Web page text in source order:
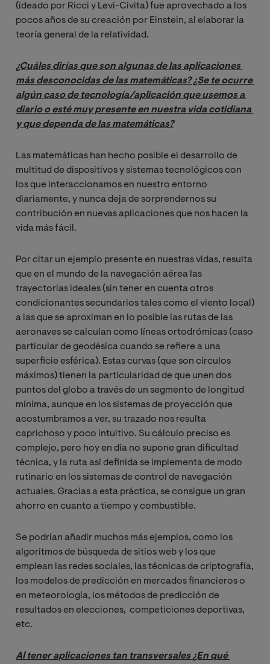
(ideado por Ricci y Levi-Civita) fue aprovechado a los
pocos años de su creación por Einstein, al elaborar la
teoría general de la relatividad.
¿Cuáles dirías que son algunas de las aplicaciones
más desconocidas de las matemáticas? ¿Se te ocurre
algún caso de tecnología/aplicación que usemos a
diario o esté muy presente en nuestra vida cotidiana
y que dependa de las matemáticas?
Las matemáticas han hecho posible el desarrollo de
multitud de dispositivos y sistemas tecnológicos con
los que interaccionamos en nuestro entorno
diariamente, y nunca deja de sorprendernos su
contribución en nuevas aplicaciones que nos hacen la
vida más fácil.
Por citar un ejemplo presente en nuestras vidas, resulta
que en el mundo de la navegación aérea las
trayectorias ideales (sin tener en cuenta otros
condicionantes secundarios tales como el viento local)
a las que se aproximan en lo posible las rutas de las
aeronaves se calculan como líneas ortodrómicas (caso
particular de geodésica cuando se refiere a una
superficie esférica). Estas curvas (que son círculos
máximos) tienen la particularidad de que unen dos
puntos del globo a través de un segmento de longitud
mínima, aunque en los sistemas de proyección que
acostumbramos a ver, su trazado nos resulta
caprichoso y poco intuitivo. Su cálculo preciso es
complejo, pero hoy en día no supone gran dificultad
técnica, y la ruta así definida se implementa de modo
rutinario en los sistemas de control de navegación
actuales. Gracias a esta práctica, se consigue un gran
ahorro en cuanto a tiempo y combustible.
Se podrían añadir muchos más ejemplos, como los
algoritmos de búsqueda de sitios web y los que
emplean las redes sociales, las técnicas de criptografía,
los modelos de predicción en mercados financieros o
en meteorología, los métodos de predicción de
resultados en elecciones, competiciones deportivas,
etc.
Al tener aplicaciones tan transversales ¿En qué